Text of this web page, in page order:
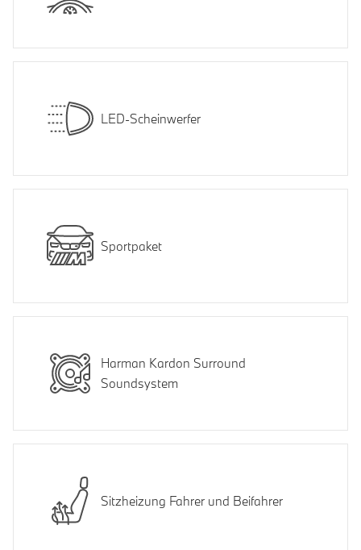
LED-Scheinwerfer
Sportpaket
Harman Kardon Surround
Soundsystem
Sitzheizung Fahrer und Beifahrer